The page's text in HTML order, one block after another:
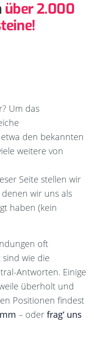
über 2.000
Um das
den bekannten
weitere von
Seite stellen wir
wir uns als
haben (kein
oft
wie die
Antworten. Einige
überholt und
Positionen findest
– oder frag‘ uns